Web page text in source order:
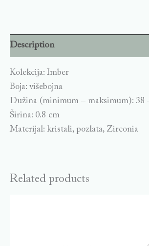
Description
Kolekcija: Imber
Boja: višebojna
Dužina (minimum – maksimum): 38
Širina: 0.8 cm
Materijal: kristali, pozlata, Zirconia
Related products